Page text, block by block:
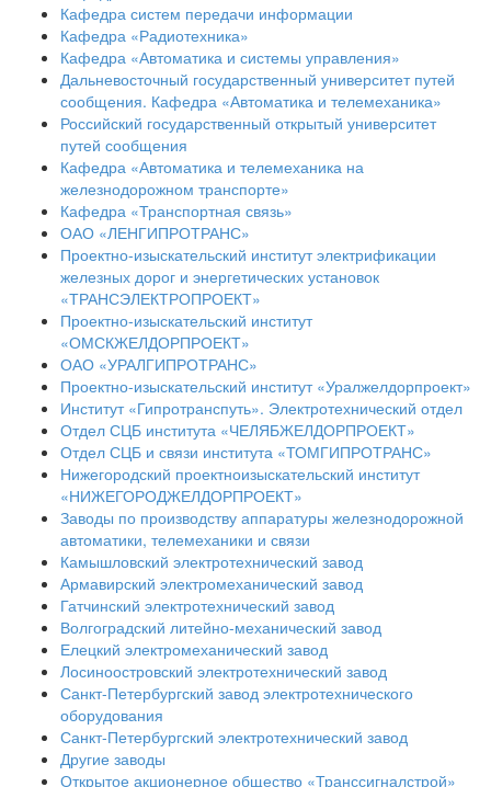
Кафедра систем передачи информации
Кафедра «Радиотехника»
Кафедра «Автоматика и системы управления»
Дальневосточный государственный университет путей
сообщения. Кафедра «Автоматика и телемеханика»
Российский государственный открытый университет
путей сообщения
Кафедра «Автоматика и телемеханика на
железнодорожном транспорте»
Кафедра «Транспортная связь»
ОАО «ЛЕНГИПРОТРАНС»
Проектно-изыскательский институт электрификации
железных дорог и энергетических установок
«ТРАНСЭЛЕКТРОПРОЕКТ»
Проектно-изыскательский институт
«ОМСКЖЕЛДОРПРОЕКТ»
ОАО «УРАЛГИПРОТРАНС»
Проектно-изыскательский институт «Уралжелдорпроект»
Институт «Гипротранспуть». Электротехнический отдел
Отдел СЦБ института «ЧЕЛЯБЖЕЛДОРПРОЕКТ»
Отдел СЦБ и связи института «ТОМГИПРОТРАНС»
Нижегородский проектноизыскательский институт
«НИЖЕГОРОДЖЕЛДОРПРОЕКТ»
Заводы по производству аппаратуры железнодорожной
автоматики, телемеханики и связи
Камышловский электротехнический завод
Армавирский электромеханический завод
Гатчинский электротехнический завод
Волгоградский литейно-механический завод
Елецкий электромеханический завод
Лосиноостровский электротехнический завод
Санкт-Петербургский завод электротехнического
оборудования
Санкт-Петербургский электротехнический завод
Другие заводы
Открытое акционерное общество «Транссигналстрой»